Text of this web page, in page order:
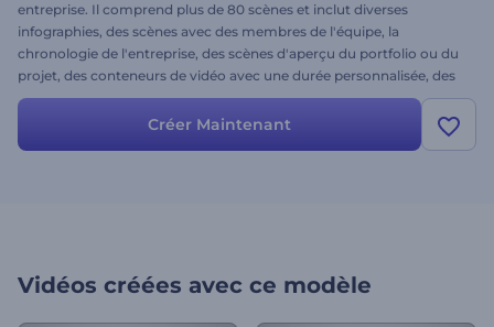
entreprise. Il comprend plus de 80 scènes et inclut diverses
infographies, des scènes avec des membres de l'équipe, la
chronologie de l'entreprise, des scènes d'aperçu du portfolio ou du
projet, des conteneurs de vidéo avec une durée personnalisée, des
prix d'entreprise, des témoignages et bien d'autres choses encore.
Utilisez ce projet de vidéo épurée pour créer une belle vidéo que
vous pourrez présenter à vos clients lors d'une présentation ou sur
Créer Maintenant
Vidéos créées avec ce modèle